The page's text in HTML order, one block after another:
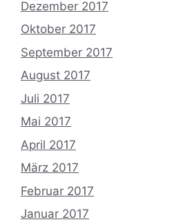
Dezember 2017
Oktober 2017
September 2017
August 2017
Juli 2017
Mai 2017
April 2017
März 2017
Februar 2017
Januar 2017